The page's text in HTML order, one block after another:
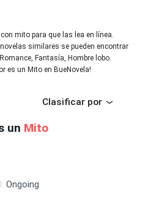
mito para que las lea en línea.
similares se pueden encontrar
Fantasía, Hombre lobo.
es un Mito en BueNovela!
Clasificar por
un Mito
Ongoing